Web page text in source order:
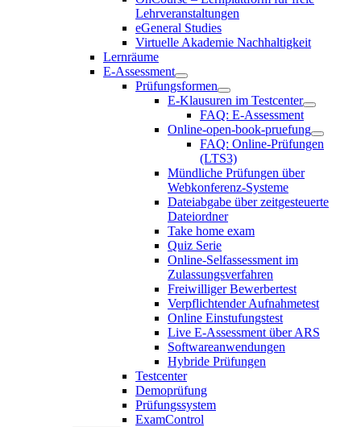
Lehrveranstaltungen
eGeneral Studies
Virtuelle Akademie Nachhaltigkeit
Lernräume
E-Assessment
Prüfungsformen
E-Klausuren im Testcenter
FAQ: E-Assessment
Online-open-book-pruefung
FAQ: Online-Prüfungen
(LTS3)
Mündliche Prüfungen über
Webkonferenz-Systeme
Dateiabgabe über zeitgesteuerte
Dateiordner
Take home exam
Quiz Serie
Online-Selfassessment im
Zulassungsverfahren
Freiwilliger Bewerbertest
Verpflichtender Aufnahmetest
Online Einstufungstest
Live E-Assessment über ARS
Softwareanwendungen
Hybride Prüfungen
Testcenter
Demoprüfung
Prüfungssystem
ExamControl